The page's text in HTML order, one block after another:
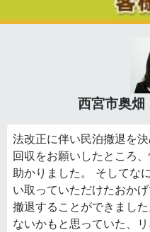
西宮市奥畑
法改正に伴い民泊撤退を
回収をお願いしたところ
助かりました。 そしてな
い取っていただけたおか
撤退することができまし
ないかもと思っていた、